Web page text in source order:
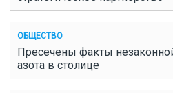
ОБЩЕСТВО
Пресечены факты
азота в столице